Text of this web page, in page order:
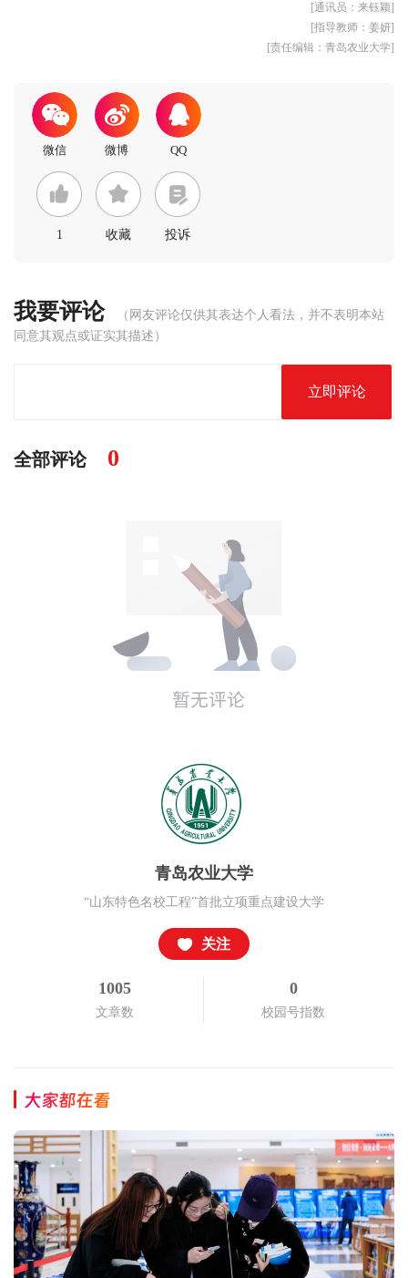
[通讯员：来钰颖]
[指导教师：姜妍]
[责任编辑：青岛农业大学]
1 收藏 投诉
我要评论
（网友评论仅供其表达个人看法，并不表明本站
同意其观点或证实其描述）
立即评论
全部评论 0
青岛农业大学
“山东特色名校工程”首批立项重点建设大学
关注
1005
文章数
0
校园号指数
大家都在看